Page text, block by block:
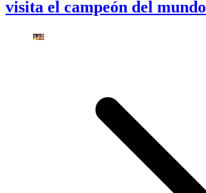
visita el campeón del mundo